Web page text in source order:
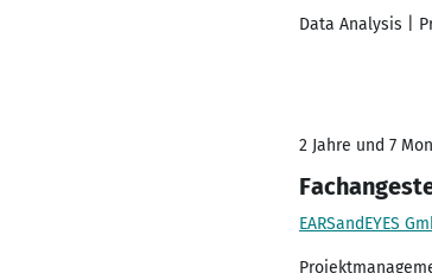
Data Analysis |
2 Jahre und 7
EARSandEYES